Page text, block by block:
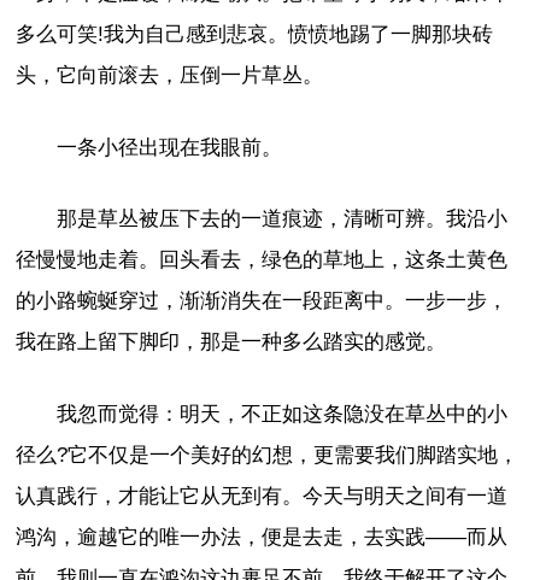
多么可笑!我为自己感到悲哀。愤愤地踢了一脚那块砖
头，它向前滚去，压倒一片草丛。
一条小径出现在我眼前。
那是草丛被压下去的一道痕迹，清晰可辨。我沿小
径慢慢地走着。回头看去，绿色的草地上，这条土黄色
的小路蜿蜒穿过，渐渐消失在一段距离中。一步一步，
我在路上留下脚印，那是一种多么踏实的感觉。
我忽而觉得：明天，不正如这条隐没在草丛中的小
径么?它不仅是一个美好的幻想，更需要我们脚踏实地，
认真践行，才能让它从无到有。今天与明天之间有一道
鸿沟，逾越它的唯一办法，便是去走，去实践——而从